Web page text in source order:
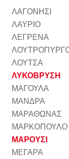
ΛΑΓΟΝΗΣΙ
ΛΑΥΡΙΟ
ΛΕΓΡΕΝΑ
ΛΟΥΤΣΑ
ΛΥΚΟΒΡΥΣΗ
ΜΑΓΟΥΛΑ
ΜΑΝΔΡΑ
ΜΑΡΑΘΩΝΑΣ
ΜΑΡΚΟΠΟΥΛΟ
ΜΑΡΟΥΣΙ
ΜΕΓΑΡΑ